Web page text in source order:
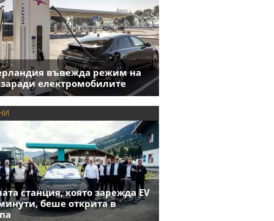
въвежда режим на
заради електромобилите
станция, която зарежда EV
беше открита в